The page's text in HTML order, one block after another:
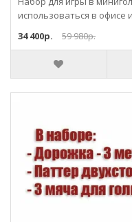
использоваться в
34 400р.
59 980р.